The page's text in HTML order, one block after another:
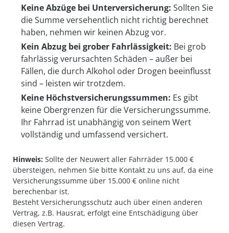
Keine Abzüge bei Unterversicherung: Sollten Sie
die Summe versehentlich nicht richtig berechnet
haben, nehmen wir keinen Abzug vor.
Kein Abzug bei grober Fahrlässigkeit: Bei grob
fahrlässig verursachten Schäden – außer bei
Fällen, die durch Alkohol oder Drogen beeinflusst
sind – leisten wir trotzdem.
Keine Höchstversicherungssummen: Es gibt
keine Obergrenzen für die Versicherungssumme.
Ihr Fahrrad ist unabhängig von seinem Wert
vollständig und umfassend versichert.
Hinweis: Sollte der Neuwert aller Fahrräder 15.000 €
übersteigen, nehmen Sie bitte Kontakt zu uns auf, da eine
Versicherungssumme über 15.000 €online nicht
berechenbar ist.
Besteht Versicherungsschutz auch über einen anderen
Vertrag, z.B. Hausrat, erfolgt eine Entschädigung über
diesen Vertrag.